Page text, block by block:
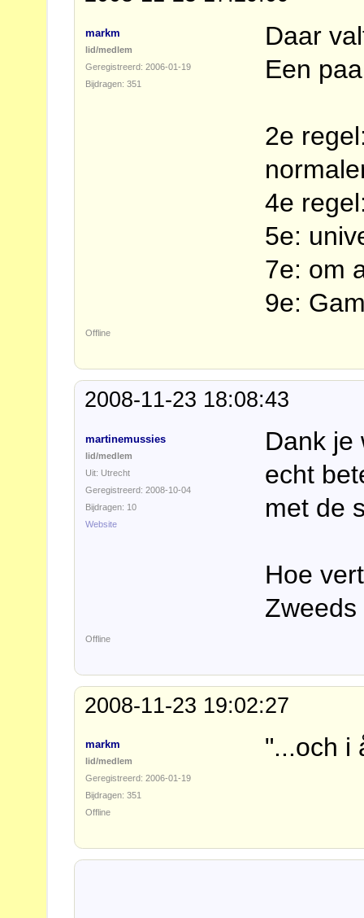
markm
lid/medlem
Geregistreerd: 2006-01-19
Bijdragen: 351
Daar
Een
2e
4e
5e:
7e: om
9e:
Offline
2008-11-23 18:08:43
martinemussies
lid/medlem
Uit: Utrecht
Geregistreerd: 2008-10-04
Bijdragen: 10
Website
Dank je
echt
met de
Hoe
Offline
2008-11-23 19:02:27
markm
lid/medlem
Geregistreerd: 2006-01-19
Bijdragen: 351
"...och i
Offline